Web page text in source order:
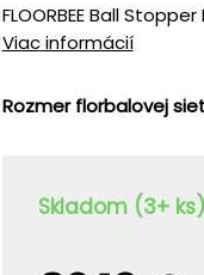
FLOORBEE Ball
Viac informácií
Rozmer florbalovej
Skladom (3+ ks)